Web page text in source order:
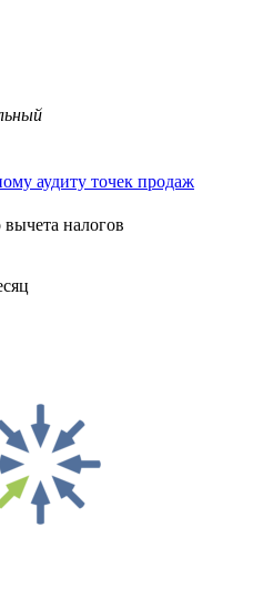
аудиту точек продаж
вычета налогов